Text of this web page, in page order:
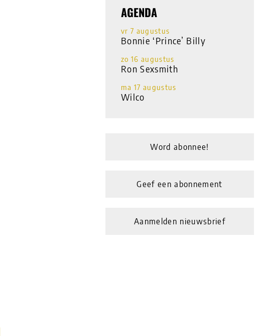
AGENDA
vr 7 augustus
Bonnie ‘Prince’ Billy
zo 16 augustus
Ron Sexsmith
ma 17 augustus
Wilco
Word abonnee!
Geef een abonnement
Aanmelden nieuwsbrief